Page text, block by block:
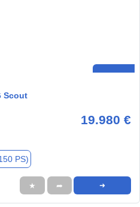
Scout
19.980 €
PS)
★ ➦ ➜